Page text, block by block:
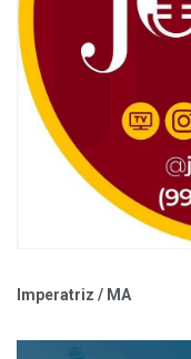
Imperatriz / MA